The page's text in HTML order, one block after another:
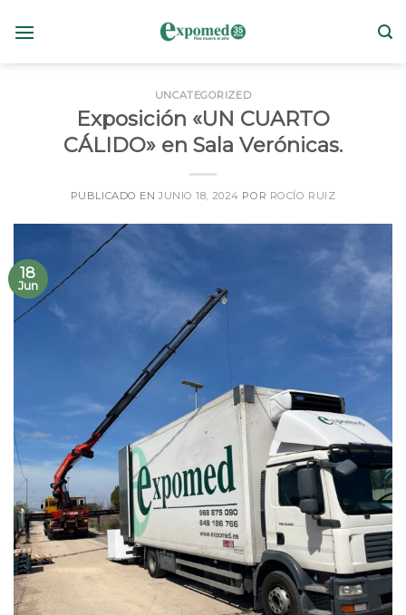
UNCATEGORIZED
Exposición «UN CUARTO
CÁLIDO» en Sala Verónicas.
PUBLICADO ENJUNIO 18, 2024 POR ROCÍO RUIZ
18
Jun